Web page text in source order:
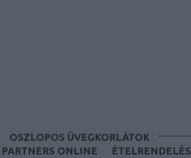
OSZLOPOS ÜVEGKORLÁTOK
PARTNERS ONLINE
ÉTELRENDELÉS